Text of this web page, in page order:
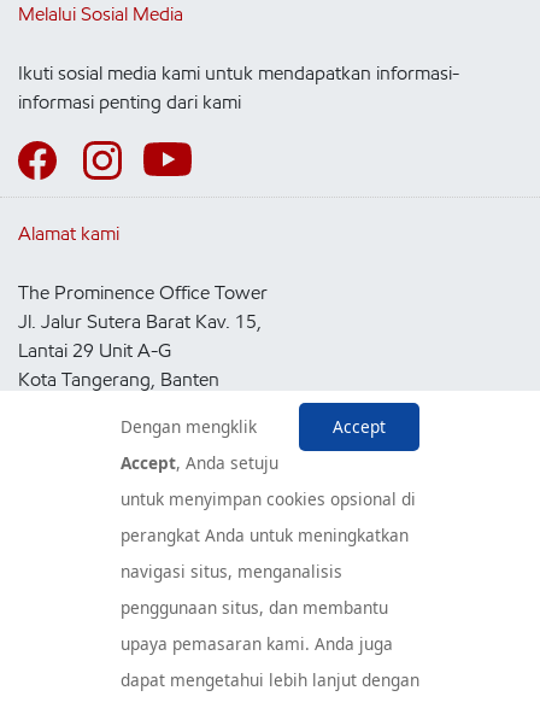
Melalui Sosial Media
Ikuti sosial media kami untuk mendapatkan informasi-
informasi penting dari kami
Alamat kami
The Prominence Office Tower
Jl. Jalur Sutera Barat Kav. 15,
Lantai 29 Unit A-G
Kota Tangerang, Banten
Pusat Layanan Konsumen
Accept
Dengan mengklik
Accept, Anda setuju
untuk menyimpan cookies opsional di
perangkat Anda untuk meningkatkan
navigasi situs, menganalisis
penggunaan situs, dan membantu
upaya pemasaran kami. Anda juga
dapat mengetahui lebih lanjut dengan